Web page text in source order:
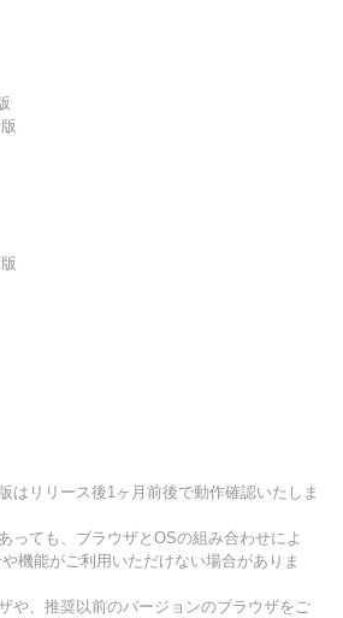
はリリース後1ヶ月前後で動作確認いたしま
っても、ブラウザとOSの組み合わせによ
機能がご利用いただけない場合がありま
や、推奨以前のバージョンのブラウザをご